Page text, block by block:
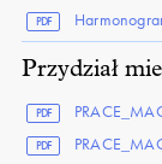
PDF
Przydział
PDF
PDF